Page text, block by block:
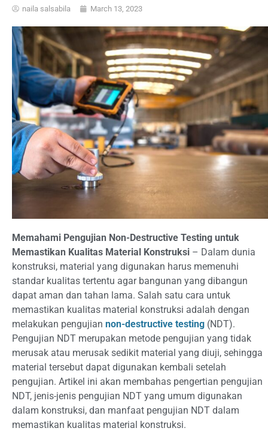
naila salsabila March 13, 2023
Memahami Pengujian Non-Destructive Testing untuk
Memastikan Kualitas Material Konstruksi – Dalam dunia
konstruksi, material yang digunakan harus memenuhi
standar kualitas tertentu agar bangunan yang dibangun
dapat aman dan tahan lama. Salah satu cara untuk
memastikan kualitas material konstruksi adalah dengan
melakukan pengujian non-destructive testing (NDT).
Pengujian NDT merupakan metode pengujian yang tidak
merusak atau merusak sedikit material yang diuji, sehingga
material tersebut dapat digunakan kembali setelah
pengujian. Artikel ini akan membahas pengertian pengujian
NDT, jenis-jenis pengujian NDT yang umum digunakan
dalam konstruksi, dan manfaat pengujian NDT dalam
memastikan kualitas material konstruksi.